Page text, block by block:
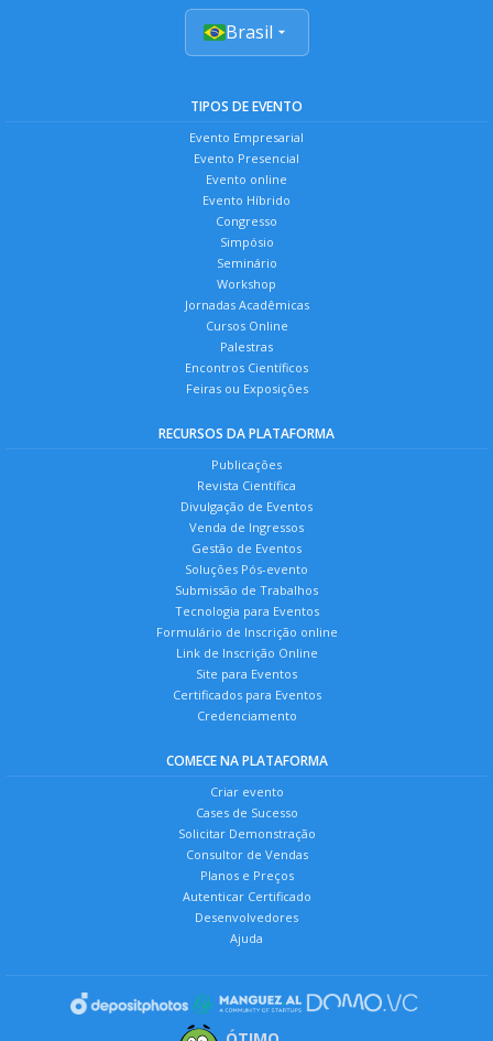
Brasil
TIPOS DE EVENTO
Evento Empresarial
Evento Presencial
Evento online
Evento Híbrido
Congresso
Simpósio
Seminário
Workshop
Jornadas Acadêmicas
Cursos Online
Palestras
Encontros Científicos
Feiras ou Exposições
RECURSOS DA PLATAFORMA
Publicações
Revista Científica
Divulgação de Eventos
Venda de Ingressos
Gestão de Eventos
Soluções Pós-evento
Submissão de Trabalhos
Tecnologia para Eventos
Formulário de Inscrição online
Link de Inscrição Online
Site para Eventos
Certificados para Eventos
Credenciamento
COMECE NA PLATAFORMA
Criar evento
Cases de Sucesso
Solicitar Demonstração
Consultor de Vendas
Planos e Preços
Autenticar Certificado
Desenvolvedores
Ajuda